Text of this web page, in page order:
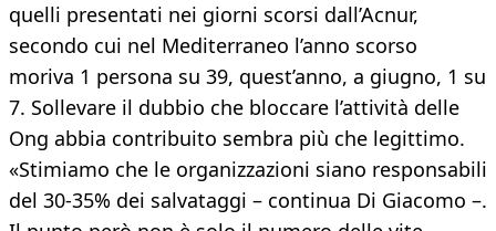
quelli presentati nei giorni scorsi dall’Acnur,
secondo cui nel Mediterraneo l’anno scorso
moriva 1 persona su 39, quest’anno, a giugno, 1 su
7. Sollevare il dubbio che bloccare l’attività delle
Ong abbia contribuito sembra più che legittimo.
«Stimiamo che le organizzazioni siano responsabili
del 30-35% dei salvataggi – continua Di Giacomo –.